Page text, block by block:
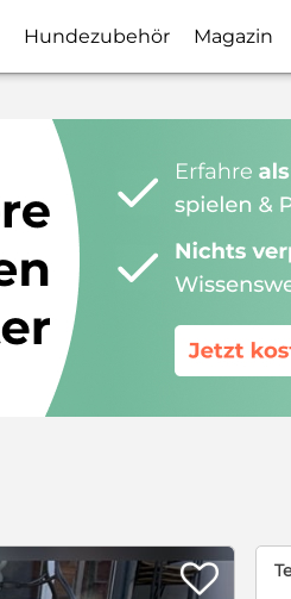
Hundezubehör Magazin
